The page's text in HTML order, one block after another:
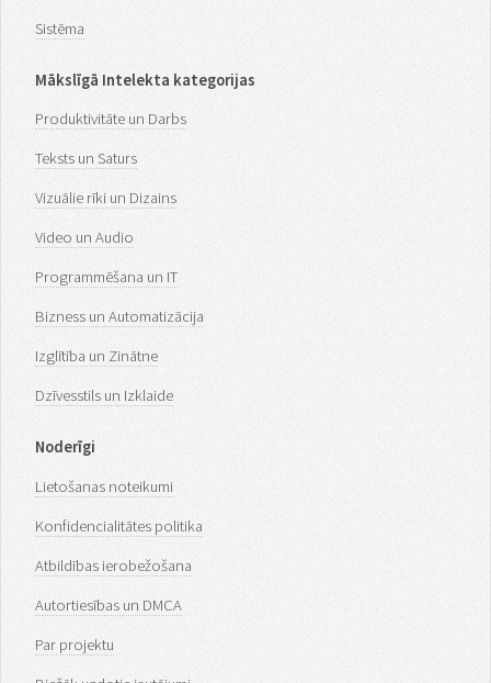
Sistēma
Mākslīgā Intelekta kategorijas
Produktivitāte un Darbs
Teksts un Saturs
Vizuālie rīki un Dizains
Video un Audio
Programmēšana un IT
Bizness un Automatizācija
Izglītība un Zinātne
Dzīvesstils un Izklaide
Noderīgi
Lietošanas noteikumi
Konfidencialitātes politika
Atbildības ierobežošana
Autortiesības un DMCA
Par projektu